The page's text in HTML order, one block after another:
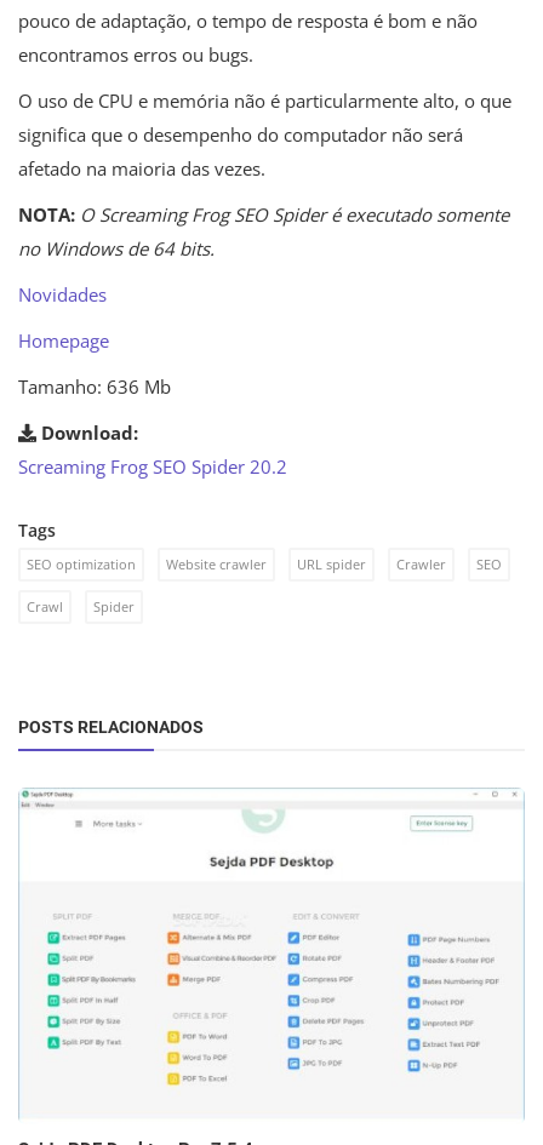
pouco de adaptação, o tempo de resposta é bom e não
encontramos erros ou bugs.
O uso de CPU e memória não é particularmente alto, o que
significa que o desempenho do computador não será
afetado na maioria das vezes.
NOTA: O Screaming Frog SEO Spider é executado somente
no Windows de 64 bits.
Novidades
Homepage
Tamanho: 636 Mb
Download:
Screaming Frog SEO Spider 20.2
Tags
SEO optimization Website crawler URL spider Crawler SEO
Crawl Spider
POSTS RELACIONADOS